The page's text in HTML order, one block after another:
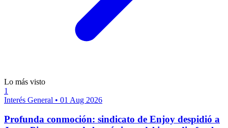
Lo más visto
1
Interés General • 01 Aug 2026
Profunda conmoción: sindicato de Enjoy despidió a